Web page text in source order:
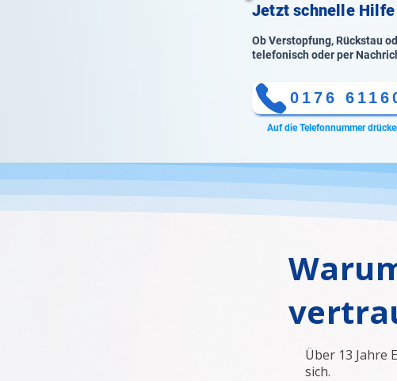
Jetzt schnelle
Ob Verstopfung, Rückstau
telefonisch oder per
0176
Auf die Telefonnummer
Über 13 Jahre
sich.